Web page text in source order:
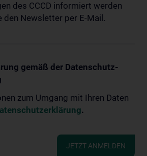
des CCCD informiert werden
den Newsletter per E-Mail.
gemäß der Datenschutz-
zum Umgang mit Ihren Daten
.
JETZT ANMELDEN